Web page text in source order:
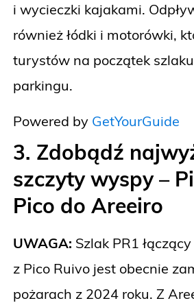
i wycieczki kajakami.
również łódki i motorówki,
turystów na początek
parkingu.
Powered by GetYourGuide
3. Zdobądź
szczyty wyspy –
Pico do Areeiro
UWAGA: Szlak PR1
z Pico Ruivo jest obecnie
pożarach z 2024 roku. Z